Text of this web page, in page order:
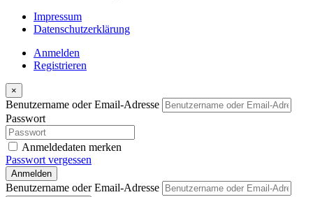
Impressum
Datenschutzerklärung
Anmelden
Registrieren
×
Benutzername oder Email-Adresse
Passwort
Anmeldedaten merken
Passwort vergessen
Anmelden
Benutzername oder Email-Adresse